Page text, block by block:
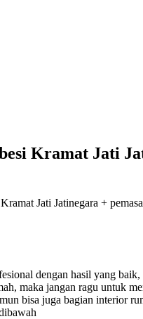
Kramat Jati
Jati Jatinegara +
dengan hasil yang baik,
maka jangan ragu untuk
bisa juga bagian interior